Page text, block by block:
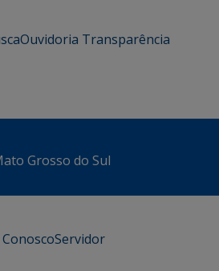
Ouvidoria Transparência
Grosso do Sul
ConoscoServidor